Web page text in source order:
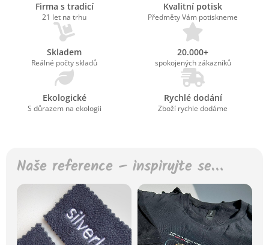
Firma s tradicí
21 let na trhu
Kvalitní potisk
Předměty Vám potiskneme
Skladem
Reálné počty skladů
20.000+
spokojených zákazníků
Ekologické
S důrazem na ekologii
Rychlé dodání
Zboží rychle dodáme
Naše reference – inspirujte se…